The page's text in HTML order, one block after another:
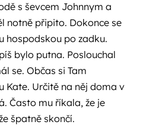
s ševcem Johnnym a
notně připito. Dokonce se
hospodskou po zadku.
bylo putna. Poslouchal
se. Občas si Tam
Kate. Určitě na něj doma v
Často mu říkala, že je
špatně skončí.